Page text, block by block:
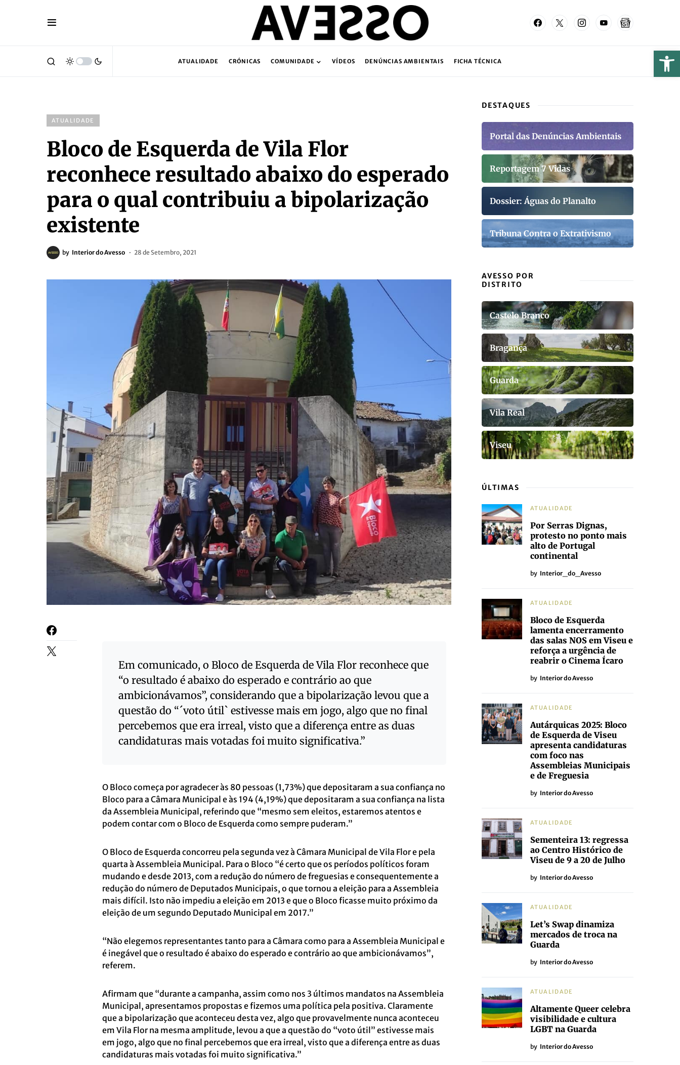
ATUALIDADE CRÓNICAS COMUNIDADE VÍDEOS DENÚNCIAS AMBIENTAIS FICHA TÉCNICA
ATUALIDADE
Bloco de Esquerda de Vila Flor
reconhece resultado abaixo do esperado
para o qual contribuiu a bipolarização
existente
by Interior do Avesso 28 de Setembro, 2021
Em comunicado, o Bloco de Esquerda de Vila Flor reconhece que
“o resultado é abaixo do esperado e contrário ao que
ambicionávamos”, considerando que a bipolarização levou que a
questão do “´voto útil` estivesse mais em jogo, algo que no final
percebemos que era irreal, visto que a diferença entre as duas
candidaturas mais votadas foi muito significativa.”
O Bloco começa por agradecer às 80 pessoas (1,73%) que depositaram a sua confiança no
Bloco para a Câmara Municipal e às 194 (4,19%) que depositaram a sua confiança na lista
da Assembleia Municipal, referindo que “mesmo sem eleitos, estaremos atentos e
podem contar com o Bloco de Esquerda como sempre puderam.”
O Bloco de Esquerda concorreu pela segunda vez à Câmara Municipal de Vila Flor e pela
quarta à Assembleia Municipal. Para o Bloco “é certo que os períodos políticos foram
mudando e desde 2013, com a redução do número de freguesias e consequentemente a
redução do número de Deputados Municipais, o que tornou a eleição para a Assembleia
mais difícil. Isto não impediu a eleição em 2013 e que o Bloco ficasse muito próximo da
eleição de um segundo Deputado Municipal em 2017.”
“Não elegemos representantes tanto para a Câmara como para a Assembleia Municipal e
é inegável que o resultado é abaixo do esperado e contrário ao que ambicionávamos”,
referem.
Afirmam que “durante a campanha, assim como nos 3 últimos mandatos na Assembleia
Municipal, apresentamos propostas e fizemos uma política pela positiva. Claramente
que a bipolarização que aconteceu desta vez, algo que provavelmente nunca aconteceu
em Vila Flor na mesma amplitude, levou a que a questão do “voto útil” estivesse mais
em jogo, algo que no final percebemos que era irreal, visto que a diferença entre as duas
candidaturas mais votadas foi muito significativa.”
DESTAQUES
Portal das Denúncias Ambientais
Reportagem 7 Vidas
Dossier: Águas do Planalto
Tribuna Contra o Extrativismo
AVESSO POR
DISTRITO
Castelo Branco
Bragança
Guarda
Vila Real
Viseu
ÚLTIMAS
ATUALIDADE
Por Serras Dignas,
protesto no ponto mais
alto de Portugal
continental
by Interior_do_Avesso
ATUALIDADE
Bloco de Esquerda
lamenta encerramento
das salas NOS em Viseu e
reforça a urgência de
reabrir o Cinema Ícaro
by Interior do Avesso
ATUALIDADE
Autárquicas 2025: Bloco
de Esquerda de Viseu
apresenta candidaturas
com foco nas
Assembleias Municipais
e de Freguesia
by Interior do Avesso
ATUALIDADE
Sementeira 13: regressa
ao Centro Histórico de
Viseu de 9 a 20 de Julho
by Interior do Avesso
ATUALIDADE
Let’s Swap dinamiza
mercados de troca na
Guarda
by Interior do Avesso
ATUALIDADE
Altamente Queer celebra
visibilidade e cultura
LGBT na Guarda
by Interior do Avesso